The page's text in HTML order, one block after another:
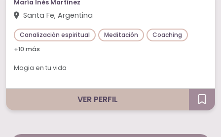
María Inés Martínez
Santa Fe, Argentina
Canalización espiritual Meditación
Coaching
+10 más
Magia en tu vida
VER PERFIL